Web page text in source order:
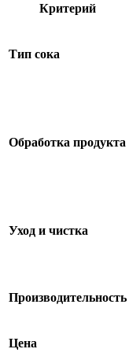
Критерий
Тип сока
Обработка продукта
Уход и чистка
Производительность
Цена